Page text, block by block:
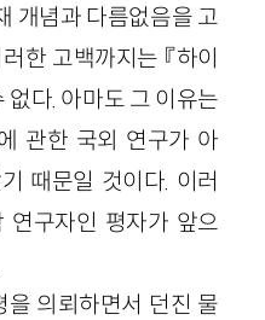
개념과 다름없음을 고
한 고백까지는 『하이
없다. 아마도 그 이유는
관한 국외 연구가 아
때문일 것이다. 이러
연구자인 평자가 앞으
의뢰하면서 던진 물